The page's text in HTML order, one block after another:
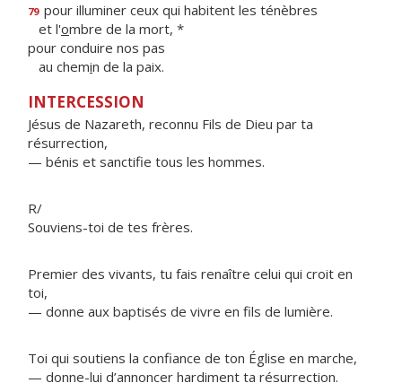
79 pour illuminer ceux qui habitent les ténèbres
et l'ombre de la mort, *
pour conduire nos pas
au chemin de la paix.
INTERCESSION
Jésus de Nazareth, reconnu Fils de Dieu par ta
résurrection,
— bénis et sanctifie tous les hommes.
R/
Souviens-toi de tes frères.
Premier des vivants, tu fais renaître celui qui croit en
toi,
— donne aux baptisés de vivre en fils de lumière.
Toi qui soutiens la confiance de ton Église en marche,
— donne-lui d’annoncer hardiment ta résurrection.